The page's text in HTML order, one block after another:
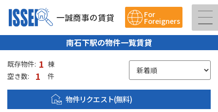
一誠商事の賃貸 For
Foreigners
南石下駅の物件一覧賃貸
既存物件: 1 棟
空き数:
1 件
物件リクエスト(無料)